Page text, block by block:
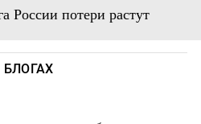
России потери растут